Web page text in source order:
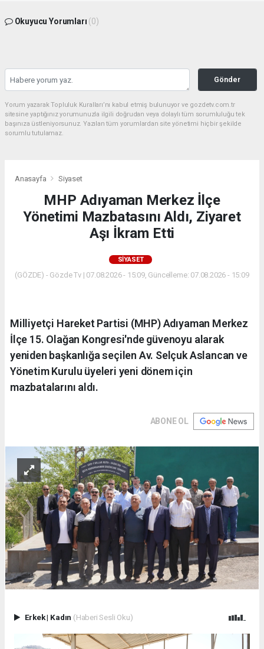
Okuyucu Yorumları (0)
Gönder
Yorum yazarak Topluluk Kuralları’nı kabul etmiş bulunuyor ve gozdetv.com.tr
sitesine yaptığınız yorumunuzla ilgili doğrudan veya dolaylı tüm sorumluluğu tek
başınıza üstleniyorsunuz. Yazılan tüm yorumlardan site yönetimi hiçbir şekilde
sorumlu tutulamaz.
Anasayfa Siyaset
MHP Adıyaman Merkez İlçe
Yönetimi Mazbatasını Aldı, Ziyaret
Aşı İkram Etti
SIYASET
(GÖZDE) - Gözde Tv | 07.08.2026 - 15:09, Güncelleme: 07.08.2026 - 15:09
Milliyetçi Hareket Partisi (MHP) Adıyaman Merkez
İlçe 15. Olağan Kongresi'nde güvenoyu alarak
yeniden başkanlığa seçilen Av. Selçuk Aslancan ve
Yönetim Kurulu üyeleri yeni dönem için
mazbatalarını aldı.
ABONE OL
Erkek| Kadın (Haberi Sesli Oku)